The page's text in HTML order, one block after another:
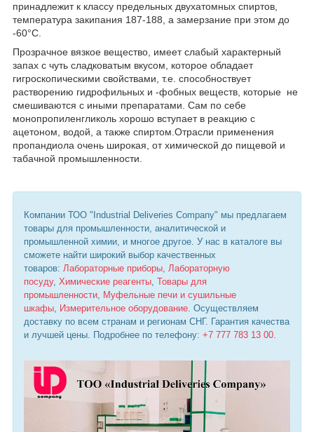
принадлежит к классу предельных двухатомных спиртов,
температура закипания 187-188, а замерзание при этом до
-60°С.
Прозрачное вязкое вещество, имеет слабый характерный
запах с чуть сладковатым вкусом, которое обладает
гигроскопическими свойствами, т.е. способноствует
растворению гидрофильных и -фобных веществ, которые не
смешиваются с иными препаратами. Сам по себе
монопропиленгликоль хорошо вступает в реакцию с
ацетоном, водой, а также спиртом.Отрасли применения
пропандиола очень широкая, от химической до пищевой и
табачной промышленности.
Компании ТОО "Industrial Deliveries Company" мы предлагаем
товары для промышленности, аналитической и
промышленной химии, и многое другое. У нас в каталоге вы
сможете найти широкий выбор качественных
товаров: Лабораторные приборы, Лабораторную
посуду, Химические реагенты, Товары для
промышленности, Муфельные печи и сушильные
шкафы, Измерительное оборудование. Осуществляем
доставку по всем странам и регионам СНГ. Гарантия качества
и лучшей цены. Подробнее по телефону: +7 777 783 13 00.